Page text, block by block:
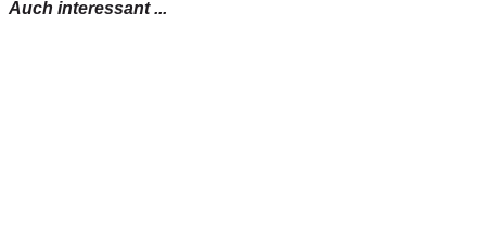
Auch interessant ...